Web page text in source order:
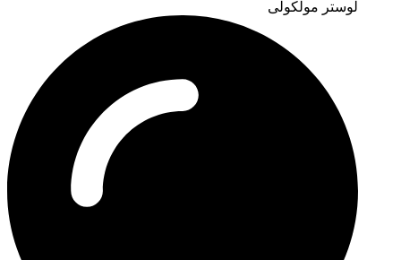
لوستر مولکولی